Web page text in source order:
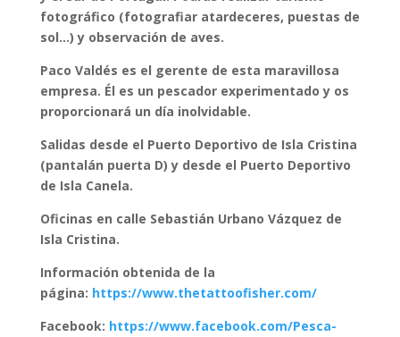
fotográfico (fotografiar atardeceres, puestas de
sol…) y observación de aves.
Paco Valdés es el gerente de esta maravillosa
empresa. Él es un pescador experimentado y os
proporcionará un día inolvidable.
Salidas desde el Puerto Deportivo de Isla Cristina
(pantalán puerta D) y desde el Puerto Deportivo
de Isla Canela.
Oficinas en calle Sebastián Urbano Vázquez de
Isla Cristina.
Información obtenida de la
página: https://www.thetattoofisher.com/
Facebook: https://www.facebook.com/Pesca-